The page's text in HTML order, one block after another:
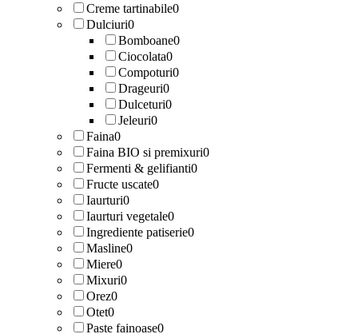
Creme tartinabile0
Dulciuri0
Bomboane0
Ciocolata0
Compoturi0
Drageuri0
Dulceturi0
Jeleuri0
Faina0
Faina BIO si premixuri0
Fermenti & gelifianti0
Fructe uscate0
Iaurturi0
Iaurturi vegetale0
Ingrediente patiserie0
Masline0
Miere0
Mixuri0
Orez0
Otet0
Paste fainoase0